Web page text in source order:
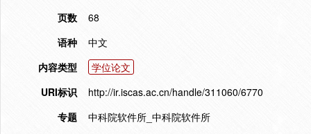
页数
68
语种
中文
内容类型
学位论文
URI标识
http://ir.iscas.ac.cn/handle/311060/6770
专题
中科院软件所_中科院软件所